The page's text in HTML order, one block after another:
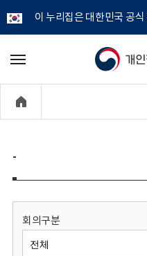
이 누리집은 대한민국 공
개
정
보
메
기
-
회의구분